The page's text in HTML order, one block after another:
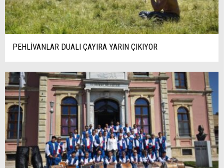
PEHLİVANLAR DUALI ÇAYIRA YARIN ÇIKIYOR